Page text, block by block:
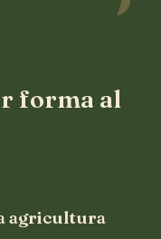
forma al
agricultura